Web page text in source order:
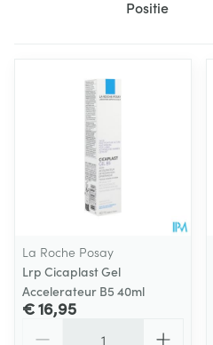
Sorteer op:
La Roche Posay
Lrp Cicaplast Gel
Accelerateur B5 40ml
€ 16,95